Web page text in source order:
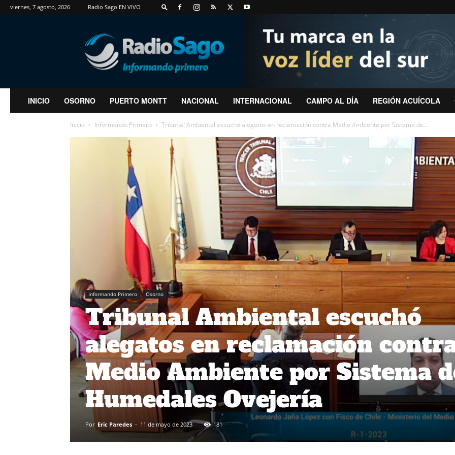
viernes, 7 agosto, 2026 Radio Sago EN VIVO
RadioSago
INICIO OSORNO PUERTO MONTT NACIONAL INTERNACIONAL CAMPO AL DÍA REGIÓN ACUÍCOLA
Inicio Informando Primero Tribunal Ambiental escuchó alegatos en reclamación contra Medio Ambiente por Sistema de...
Informando Primero Osorno
Tribunal Ambiental escuchó
alegatos en reclamación
Medio Ambiente por Sistema
Humedales Ovejería
Por Eric Paredes - 11 de mayo de 2023 181